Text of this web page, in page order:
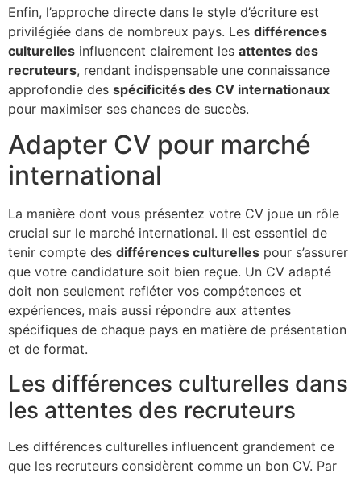
Enfin, l’approche directe dans le style d’écriture est
privilégiée dans de nombreux pays. Les différences
culturelles influencent clairement les attentes des
recruteurs, rendant indispensable une connaissance
approfondie des spécificités des CV internationaux
pour maximiser ses chances de succès.
Adapter CV pour marché
international
La manière dont vous présentez votre CV joue un rôle
crucial sur le marché international. Il est essentiel de
tenir compte des différences culturelles pour s’assurer
que votre candidature soit bien reçue. Un CV adapté
doit non seulement refléter vos compétences et
expériences, mais aussi répondre aux attentes
spécifiques de chaque pays en matière de présentation
et de format.
Les différences culturelles dans
les attentes des recruteurs
Les différences culturelles influencent grandement ce
que les recruteurs considèrent comme un bon CV. Par